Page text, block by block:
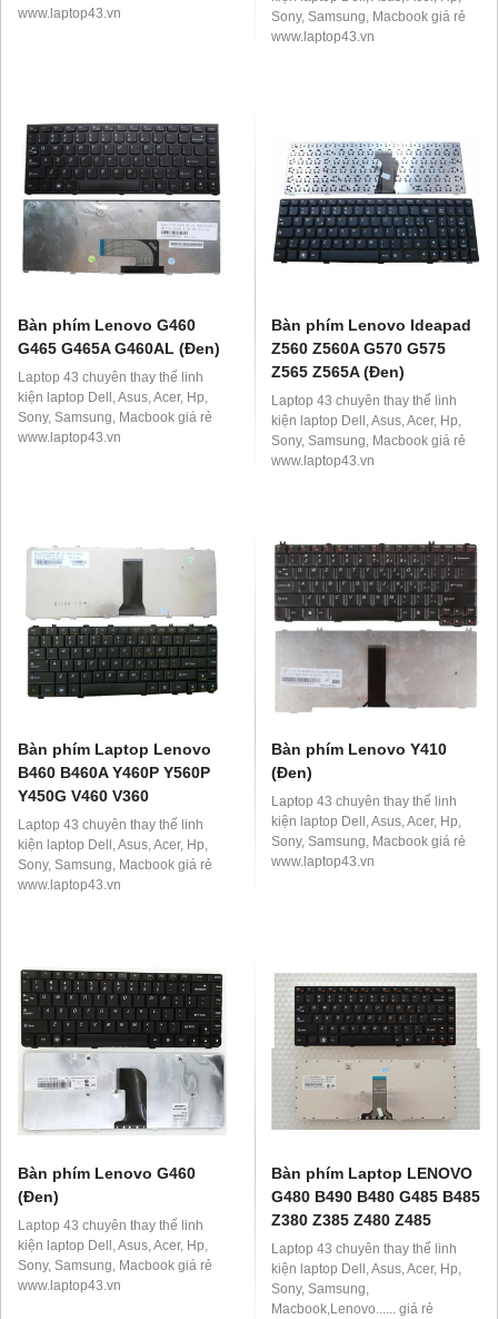
www.laptop43.vn
Sony, Samsung, Macbook giá rẻ
www.laptop43.vn
Bàn phím Lenovo G460
G465 G465A G460AL (Đen)
Laptop 43 chuyên thay thế linh
kiện laptop Dell, Asus, Acer, Hp,
Sony, Samsung, Macbook giá rẻ
www.laptop43.vn
Bàn phím Lenovo Ideapad
Z560 Z560A G570 G575
Z565 Z565A (Đen)
Laptop 43 chuyên thay thế linh
kiện laptop Dell, Asus, Acer, Hp,
Sony, Samsung, Macbook giá rẻ
www.laptop43.vn
Bàn phím Laptop Lenovo
B460 B460A Y460P Y560P
Y450G V460 V360
Laptop 43 chuyên thay thế linh
kiện laptop Dell, Asus, Acer, Hp,
Sony, Samsung, Macbook giá rẻ
www.laptop43.vn
Bàn phím Lenovo Y410
(Đen)
Laptop 43 chuyên thay thế linh
kiện laptop Dell, Asus, Acer, Hp,
Sony, Samsung, Macbook giá rẻ
www.laptop43.vn
Bàn phím Lenovo G460
(Đen)
Laptop 43 chuyên thay thế linh
kiện laptop Dell, Asus, Acer, Hp,
Sony, Samsung, Macbook giá rẻ
www.laptop43.vn
Bàn phím Laptop LENOVO
G480 B490 B480 G485 B485
Z380 Z385 Z480 Z485
Laptop 43 chuyên thay thế linh
kiện laptop Dell, Asus, Acer, Hp,
Sony, Samsung,
Macbook,Lenovo...... giá rẻ